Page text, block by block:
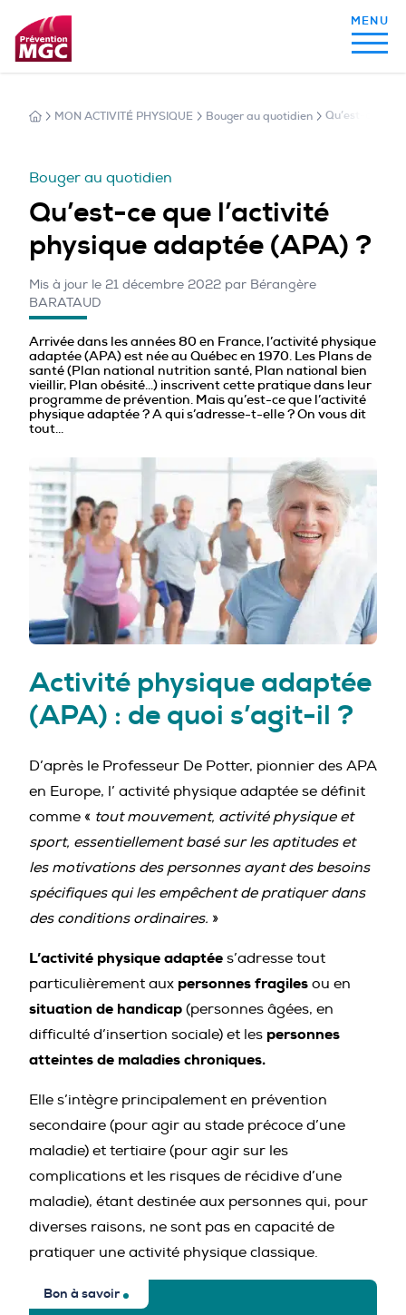
MON ALIMENTATION
MA SANTÉ AU QUOTIDIEN
PROFESSIONNELS DE LA PRÉVENTION
MON ACTIVITÉ PHYSIQUE Bouger au quotidien Qu’est-ce que
Bouger au quotidien
Qu’est-ce que l’activité
physique adaptée (APA) ?
Mis à jour le 21 décembre 2022 par Bérangère
BARATAUD
Arrivée dans les années 80 en France, l’activité physique
adaptée (APA) est née au Québec en 1970. Les Plans de
santé (Plan national nutrition santé, Plan national bien
vieillir, Plan obésité…) inscrivent cette pratique dans leur
programme de prévention. Mais qu’est-ce que l’activité
physique adaptée ? A qui s’adresse-t-elle ? On vous dit
tout…
Activité physique adaptée
(APA) : de quoi s’agit-il ?
D’après le Professeur De Potter, pionnier des APA
en Europe, l’ activité physique adaptée se définit
comme « tout mouvement, activité physique et
sport, essentiellement basé sur les aptitudes et
les motivations des personnes ayant des besoins
spécifiques qui les empêchent de pratiquer dans
des conditions ordinaires. »
L’activité physique adaptée s’adresse tout
particulièrement aux personnes fragiles ou en
situation de handicap (personnes âgées, en
difficulté d’insertion sociale) et les personnes
atteintes de maladies chroniques.
Elle s’intègre principalement en prévention
secondaire (pour agir au stade précoce d’une
maladie) et tertiaire (pour agir sur les
complications et les risques de récidive d’une
maladie), étant destinée aux personnes qui, pour
diverses raisons, ne sont pas en capacité de
pratiquer une activité physique classique.
Bon à savoir